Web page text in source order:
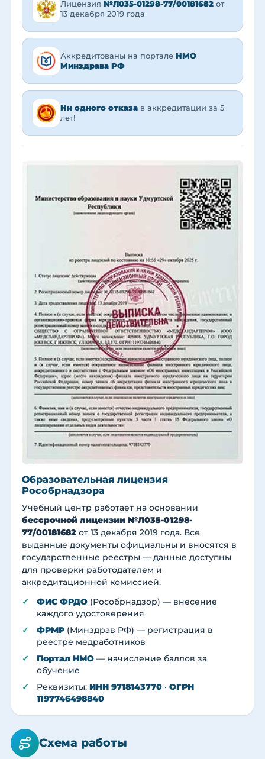
Лицензия №Л035-01298-77/00181682 от
13 декабря 2019 года
Аккредитованы на портале НМО
Минздрава РФ
Ни одного отказа в аккредитации за 5
лет!
Образовательная лицензия
Рособрнадзора
Учебный центр работает на основании
бессрочной лицензии №Л035-01298-
77/00181682 от 13 декабря 2019 года. Все
выданные документы официальны и вносятся в
государственные реестры — данные доступны
для проверки работодателем и
аккредитационной комиссией.
ФИС ФРДО (Рособрнадзор) — внесение
каждого удостоверения
ФРМР (Минздрав РФ) — регистрация в
реестре медработников
Портал НМО — начисление баллов за
обучение
Реквизиты: ИНН 9718143770 · ОГРН
1197746498840
Схема работы